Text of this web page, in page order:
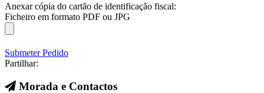
Anexar cópia do cartão de identificação fiscal:
Ficheiro em formato PDF ou JPG
Submeter Pedido
Partilhar:
Morada e Contactos